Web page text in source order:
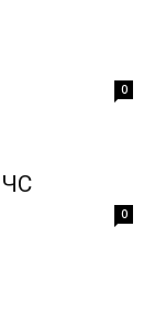
0
ЧС
0